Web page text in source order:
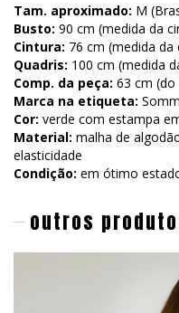
Tam. aproximado: M
Busto: 90 cm (medida da
Cintura: 76 cm (medida da
Quadris: 100 cm (medida
Comp. da peça: 63 cm
Marca na etiqueta:
Cor: verde com estampa
Material: malha de
elasticidade
Condição: em ótimo
outros